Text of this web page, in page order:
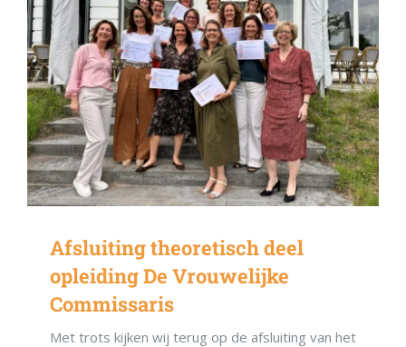
Afsluiting theoretisch deel
opleiding De Vrouwelijke
Commissaris
Met trots kijken wij terug op de afsluiting van het